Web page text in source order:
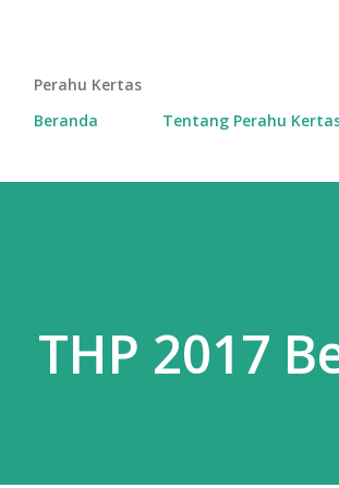
Perahu Kertas
Beranda
Tentang Perahu
THP 2017